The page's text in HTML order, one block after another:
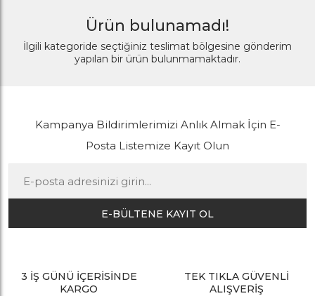
Ürün bulunamadı!
İlgili kategoride seçtiğiniz teslimat bölgesine gönderim
yapılan bir ürün bulunmamaktadır.
Kampanya Bildirimlerimizi Anlık Almak İçin E-
Posta Listemize Kayıt Olun
E-BÜLTENE KAYIT OL
3 İŞ GÜNÜ İÇERİSİNDE
KARGO
TEK TIKLA GÜVENLİ
ALIŞVERİŞ